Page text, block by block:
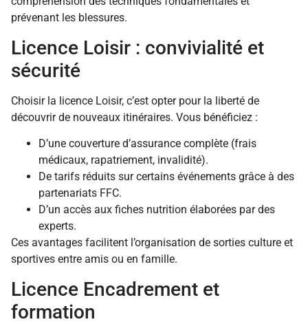
prévenant les blessures.
Licence Loisir : convivialité et
sécurité
Choisir la licence Loisir, c’est opter pour la liberté de
découvrir de nouveaux itinéraires. Vous bénéficiez :
D’une couverture d’assurance complète (frais
médicaux, rapatriement, invalidité).
De tarifs réduits sur certains événements grâce à des
partenariats FFC.
D’un accès aux fiches nutrition élaborées par des
experts.
Ces avantages facilitent l’organisation de sorties culture et
sportives entre amis ou en famille.
Licence Encadrement et
formation